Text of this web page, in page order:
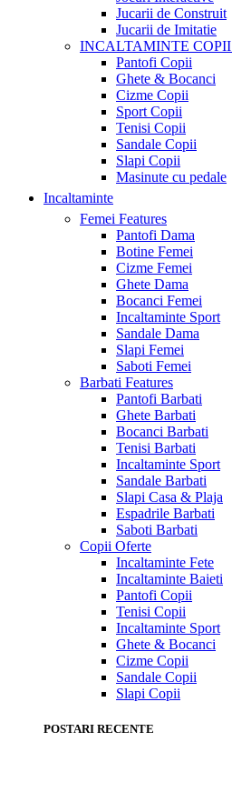
Jucarii de Construit
Jucarii de Imitatie
INCALTAMINTE COPII
Pantofi Copii
Ghete & Bocanci
Cizme Copii
Sport Copii
Tenisi Copii
Sandale Copii
Slapi Copii
Masinute cu pedale
Incaltaminte
Femei Features
Pantofi Dama
Botine Femei
Cizme Femei
Ghete Dama
Bocanci Femei
Incaltaminte Sport
Sandale Dama
Slapi Femei
Saboti Femei
Barbati Features
Pantofi Barbati
Ghete Barbati
Bocanci Barbati
Tenisi Barbati
Incaltaminte Sport
Sandale Barbati
Slapi Casa & Plaja
Espadrile Barbati
Saboti Barbati
Copii Oferte
Incaltaminte Fete
Incaltaminte Baieti
Pantofi Copii
Tenisi Copii
Incaltaminte Sport
Ghete & Bocanci
Cizme Copii
Sandale Copii
Slapi Copii
POSTARI RECENTE